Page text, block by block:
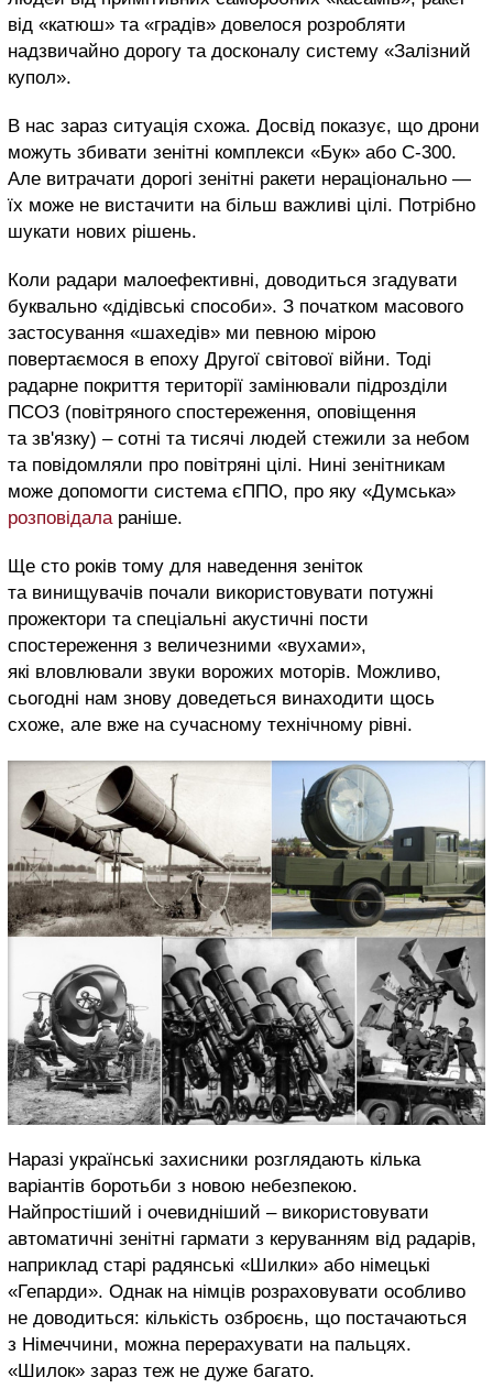
від «катюш» та «градів» довелося розробляти
надзвичайно дорогу та досконалу систему «Залізний
купол».
В нас зараз ситуація схожа. Досвід показує, що дрони
можуть збивати зенітні комплекси «Бук» або С-300.
Але витрачати дорогі зенітні ракети нераціонально —
їх може не вистачити на більш важливі цілі. Потрібно
шукати нових рішень.
Коли радари малоефективні, доводиться згадувати
буквально «дідівські способи». З початком масового
застосування «шахедів» ми певною мірою
повертаємося в епоху Другої світової війни. Тоді
радарне покриття території замінювали підрозділи
ПСОЗ (повітряного спостереження, оповіщення
та зв'язку) – сотні та тисячі людей стежили за небом
та повідомляли про повітряні цілі. Нині зенітникам
може допомогти система єППО, про яку «Думська»
розповідала раніше.
Ще сто років тому для наведення зеніток
та винищувачів почали використовувати потужні
прожектори та спеціальні акустичні пости
спостереження з величезними «вухами»,
які вловлювали звуки ворожих моторів. Можливо,
сьогодні нам знову доведеться винаходити щось
схоже, але вже на сучасному технічному рівні.
Наразі українські захисники розглядають кілька
варіантів боротьби з новою небезпекою.
Найпростіший і очевидніший – використовувати
автоматичні зенітні гармати з керуванням від радарів,
наприклад старі радянські «Шилки» або німецькі
«Гепарди». Однак на німців розраховувати особливо
не доводиться: кількість озброєнь, що постачаються
з Німеччини, можна перерахувати на пальцях.
«Шилок» зараз теж не дуже багато.